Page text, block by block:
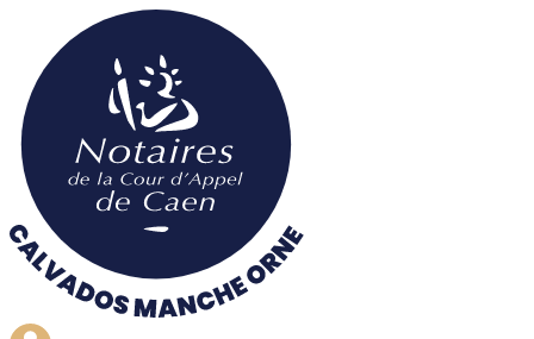
contenu
principal